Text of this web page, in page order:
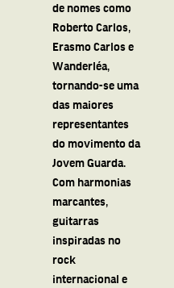
de nomes como
Roberto Carlos,
Erasmo Carlos e
Wanderléa,
tornando-se uma
das maiores
representantes
do movimento da
Jovem Guarda.
Com harmonias
marcantes,
guitarras
inspiradas no
rock
internacional e